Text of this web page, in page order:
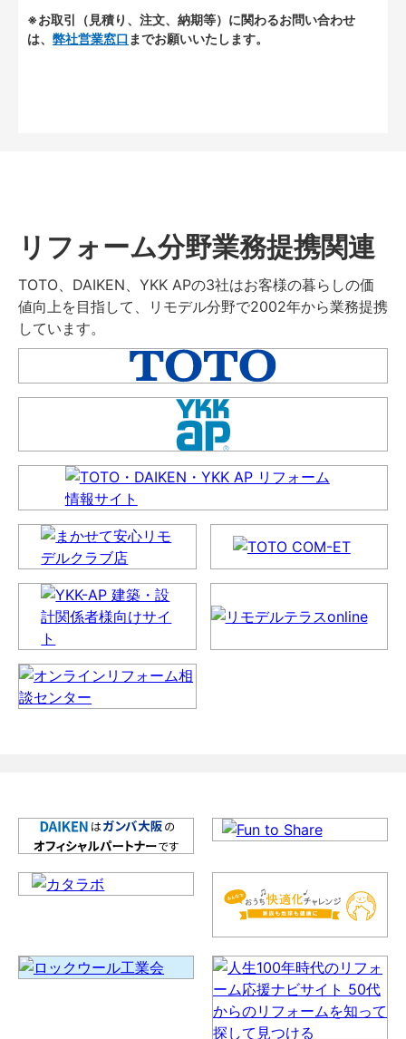
※お取引（見積り、注文、納期等）に関わるお問い合わせ
は、 弊社営業窓口 までお願いいたします。
リフォーム分野業務提携関連
TOTO、DAIKEN、YKK APの3社はお客様の暮らしの価
値向上を目指して、リモデル分野で2002年から業務提携
しています。